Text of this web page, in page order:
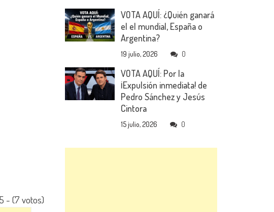
- (7 votos)
VOTA AQUÍ: ¿Quién ganará
el el mundial, España o
Argentina?
19 julio, 2026 0
VOTA AQUÍ: Por la
¡Expulsión inmediata! de
Pedro Sánchez y Jesús
Cintora
15 julio, 2026 0